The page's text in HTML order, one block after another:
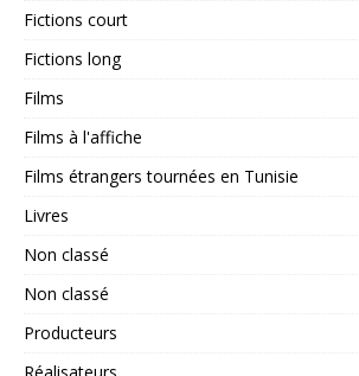
Fictions court
Fictions long
Films
Films à l'affiche
Films étrangers tournées en Tunisie
Livres
Non classé
Non classé
Producteurs
Réalisateurs